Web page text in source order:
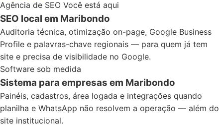
Agência de SEO Você está aqui
SEO local em Maribondo
Auditoria técnica, otimização on-page, Google Business
Profile e palavras-chave regionais — para quem já tem
site e precisa de visibilidade no Google.
Software sob medida
Sistema para empresas em Maribondo
Painéis, cadastros, área logada e integrações quando
planilha e WhatsApp não resolvem a operação — além do
site institucional.